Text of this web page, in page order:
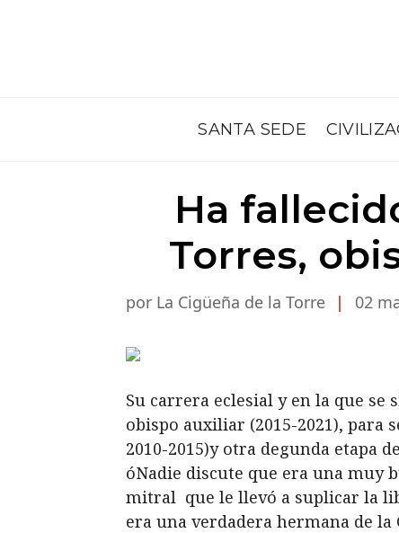
SANTA SEDE
Ha
Torres,
por La Cigüeña de la Torre | 02
Su carrera eclesial y en la que se
obispo auxiliar (2015-2021),
2010-2015)y otra degunda etapa
óNadie discute que era una muy
mitral que le llevó a suplicar la
era una verdadera hermana de